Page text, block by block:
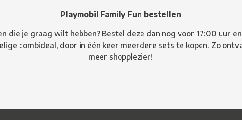
Playmobil Family Fun bestellen
die je graag wilt hebben? Bestel deze dan nog voor 17:00 uur
combideal, door in één keer meerdere sets te kopen. Zo
meer shopplezier!